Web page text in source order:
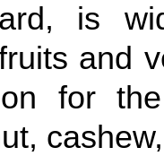
is
and
for